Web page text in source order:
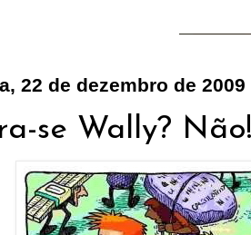
22 de dezembro de 2009
se Wally?